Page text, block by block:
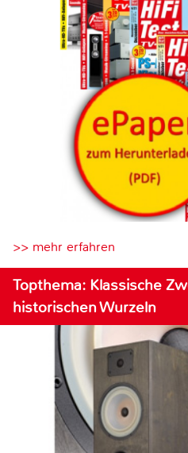
>> mehr erfahren
Topthema: Klassische
historischen Wurzeln